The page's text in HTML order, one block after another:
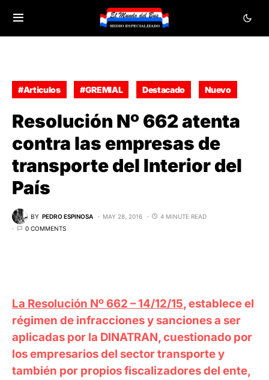
#Articulos #GREMIAL Destacado Nuevo
Resolución Nº 662 atenta
contra las empresas de
transporte del Interior del
País
BY PEDRO ESPINOSA MAY 28, 2016
4 MINUTE READ
0 COMMENTS
La Resolución Nº 662 – 14/12/15, establece el
régimen de infracciones y sanciones a ser
aplicadas por la DINATRAN, cuestionado por
los empresarios del sector transporte y
también por propios fiscalizadores del ente,